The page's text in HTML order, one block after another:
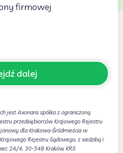
firmowej
dalej
jest Axonaris spółka z ograniczoną
przedsiębiorców Krajowego Rejestru
dla Krakowa-Śródmieścia w
Rejestru Sądowego, z siedzibą i
2A/4, 30-348 Kraków, KRS